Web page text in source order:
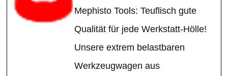
Mephisto Tools: Teuflisch gute
Qualität für jede Werkstatt-Hölle!
Unsere extrem belastbaren
Werkzeugwagen aus